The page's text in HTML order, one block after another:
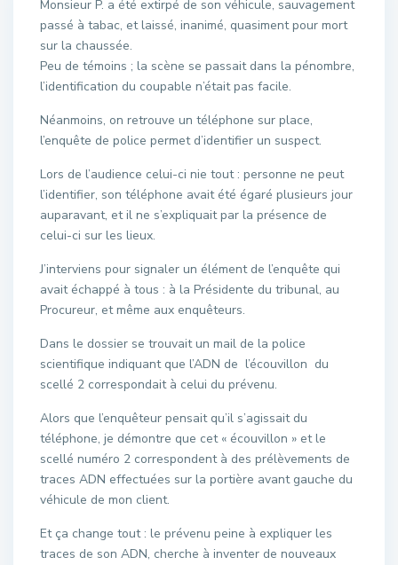
Monsieur P. a été extirpé de son véhicule, sauvagement
passé à tabac, et laissé, inanimé, quasiment pour mort
sur la chaussée.
Peu de témoins ; la scène se passait dans la pénombre,
l’identification du coupable n’était pas facile.
Néanmoins, on retrouve un téléphone sur place,
l’enquête de police permet d’identifier un suspect.
Lors de l’audience celui-ci nie tout : personne ne peut
l’identifier, son téléphone avait été égaré plusieurs jour
auparavant, et il ne s’expliquait par la présence de
celui-ci sur les lieux.
J’interviens pour signaler un élément de l’enquête qui
avait échappé à tous : à la Présidente du tribunal, au
Procureur, et même aux enquêteurs.
Dans le dossier se trouvait un mail de la police
scientifique indiquant que l’ADN de l’écouvillon du
scellé 2 correspondait à celui du prévenu.
Alors que l’enquêteur pensait qu’il s’agissait du
téléphone, je démontre que cet « écouvillon » et le
scellé numéro 2 correspondent à des prélèvements de
traces ADN effectuées sur la portière avant gauche du
véhicule de mon client.
Et ça change tout : le prévenu peine à expliquer les
traces de son ADN, cherche à inventer de nouveaux